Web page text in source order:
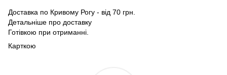
Доставка по Кривому Рогу - від 70 грн.
Детальніше про доставку
Готівкою при отриманні.
Карткою